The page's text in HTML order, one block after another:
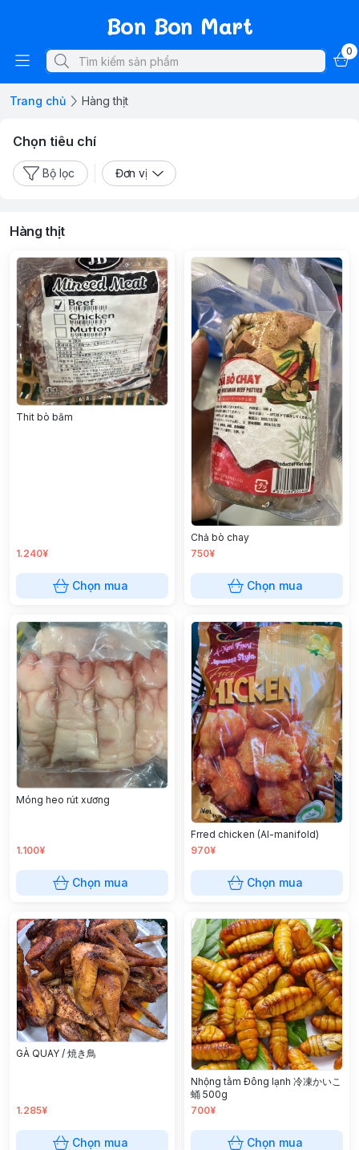
Bon Bon Mart
0
Trang chủ Hàng thịt
Chọn tiêu chí
Bộ lọc Đơn vị
Hàng thịt
Thit bò băm
1.240¥
Chọn mua
Chả bò chay
750¥
Chọn mua
Móng heo rút xương
1.100¥
Chọn mua
Frred chicken (Al-manifold)
970¥
Chọn mua
GÀ QUAY / 焼き鳥
1.285¥
Chọn mua
Nhộng tằm Đông lạnh 冷凍かいこ
蛹 500g
700¥
Chọn mua